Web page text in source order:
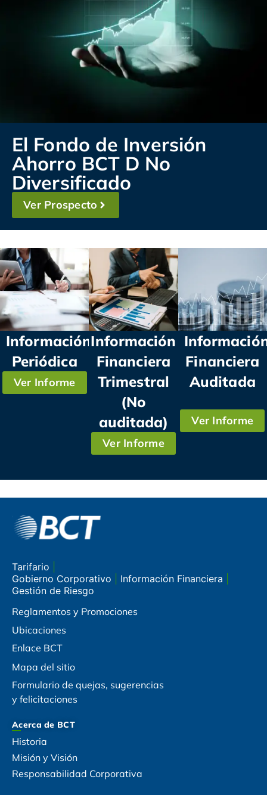
El Fondo de Inversión
Ahorro BCT D No
Diversificado
Ver Prospecto
Información
Periódica
Ver Informe
Información
Financiera
Trimestral
(No
auditada)
Ver Informe
Financiera
Auditada
Ver Informe
Tarifario
Gobierno Corporativo
Información Financiera
Gestión de Riesgo
Reglamentos y Promociones
Ubicaciones
Enlace BCT
Mapa del sitio
Formulario de quejas, sugerencias
y felicitaciones
Acerca de BCT
Historia
Misión y Visión
Responsabilidad Corporativa